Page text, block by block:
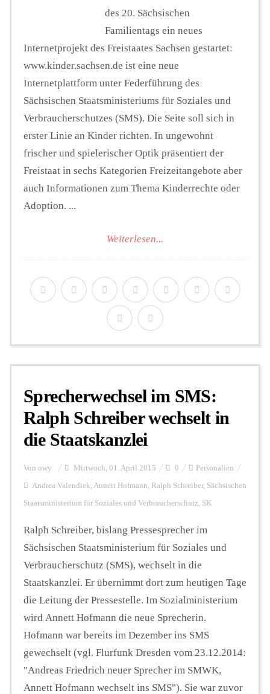
des 20. Sächsischen
Familientags ein neues
Internetprojekt des Freistaates Sachsen gestartet:
www.kinder.sachsen.de ist eine neue
Internetplattform unter Federführung des
Sächsischen Staatsministeriums für Soziales und
Verbraucherschutzes (SMS). Die Seite soll sich in
erster Linie an Kinder richten. In ungewohnt
frischer und spielerischer Optik präsentiert der
Freistaat in sechs Kategorien Freizeitangebote aber
auch Informationen zum Thema Kinderrechte oder
Adoption. ...
Weiterlesen...
Sprecherwechsel im SMS:
Ralph Schreiber wechselt in
die Staatskanzlei
Von owy Mittwoch, 01. April 2015 0 Personalien
Andrea Valendiek, Annett Hofmann, Ralph Schreiber, Sächsischen
Staatsministerium für Soziales und Verbraucherschutz, SK
Ralph Schreiber, bislang Pressesprecher im
Sächsischen Staatsministerium für Soziales und
Verbraucherschutz (SMS), wechselt in die
Staatskanzlei. Er übernimmt dort zum heutigen Tage
die Leitung der Pressestelle. Im Sozialministerium
wird Annett Hofmann die neue Sprecherin.
Hofmann war bereits im Dezember ins SMS
gewechselt (vgl. Flurfunk Dresden vom 23.12.2014:
"Andreas Friedrich neuer Sprecher im SMWK,
Annett Hofmann wechselt ins SMS"). Sie war zuvor